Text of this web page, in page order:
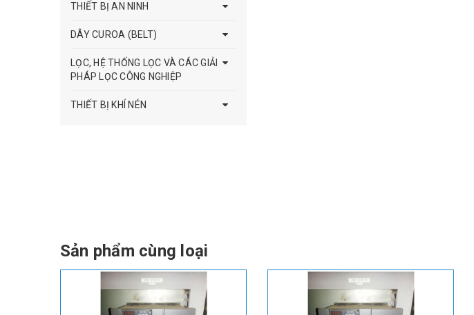
THIẾT BỊ AN NINH
DÂY CUROA (BELT)
LỌC, HỆ THỐNG LỌC VÀ CÁC GIẢI
PHÁP LỌC CÔNG NGHIỆP
THIẾT BỊ KHÍ NÉN
Sản phẩm cùng loại